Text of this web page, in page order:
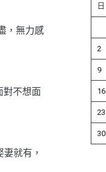
，無力感
對不想面
就有，
日
2
9
16
23
30